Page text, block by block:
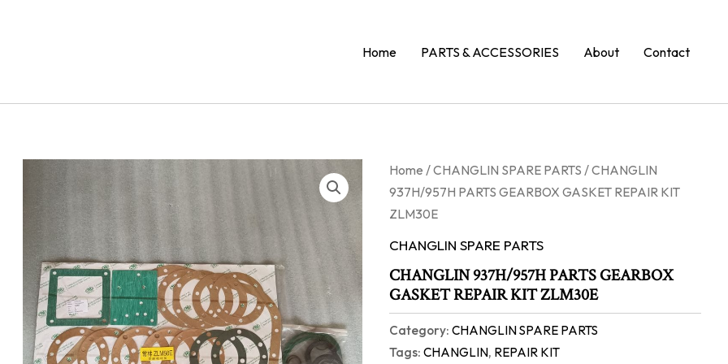
Home PARTS & ACCESSORIES About Contact
Home /CHANGLIN SPARE PARTS / CHANGLIN
937H/957H PARTS GEARBOX GASKET REPAIR KIT
ZLM30E
CHANGLIN SPARE PARTS
CHANGLIN 937H/957H PARTS GEARBOX
GASKET REPAIR KIT ZLM30E
Category: CHANGLIN SPARE PARTS
Tags: CHANGLIN, REPAIR KIT